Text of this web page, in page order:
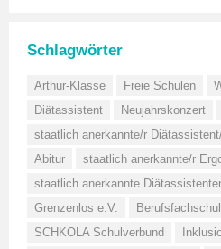
Schlagwörter
Arthur-Klasse Freie Schulen
Diätassistent
Neujahrskonzert
staatlich anerkannte/r
Abitur
staatlich anerkannte/r
staatlich anerkannte
Grenzenlos e.V.
SCHKOLA Schulverbund